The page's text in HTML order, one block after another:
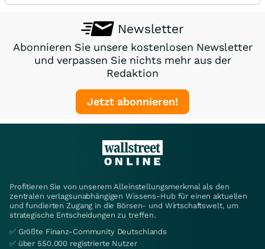
Newsletter
Abonnieren Sie unsere kostenlosen Newsletter
und verpassen Sie nichts mehr aus der
Redaktion
Jetzt abonnieren!
Profitieren Sie von unserem Alleinstellungsmerkmal als den
zentralen verlagsunabhängigen Wissens-Hub für einen aktuellen
und fundierten Zugang in die Börsen- und Wirtschaftswelt, um
strategische Entscheidungen zu treffen.
✅ Größte Finanz-Community Deutschlands
✅ über 550.000 registrierte Nutzer